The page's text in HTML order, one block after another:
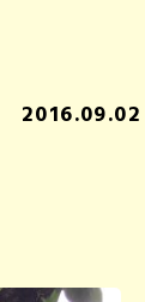
2016.09.02